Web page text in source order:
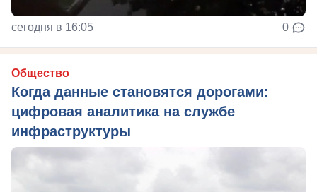
сегодня в 16:05 0
Общество
Когда данные становятся дорогами:
цифровая аналитика на службе
инфраструктуры